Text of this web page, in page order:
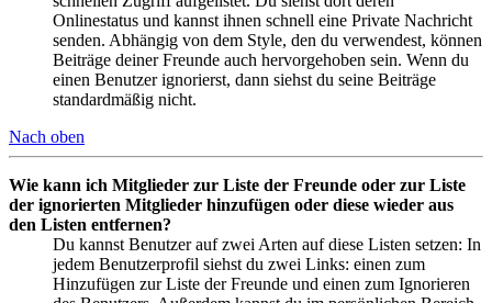
Onlinestatus und kannst ihnen schnell eine Private Nachricht
senden. Abhängig von dem Style, den du verwendest, können
Beiträge deiner Freunde auch hervorgehoben sein. Wenn du
einen Benutzer ignorierst, dann siehst du seine Beiträge
standardmäßig nicht.
Nach oben
Wie kann ich Mitglieder zur Liste der Freunde oder zur Liste
der ignorierten Mitglieder hinzufügen oder diese wieder aus
den Listen entfernen?
Du kannst Benutzer auf zwei Arten auf diese Listen setzen: In
jedem Benutzerprofil siehst du zwei Links: einen zum
Hinzufügen zur Liste der Freunde und einen zum Ignorieren